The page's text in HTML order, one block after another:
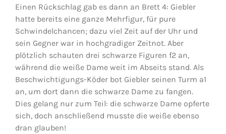
Einen Rückschlag gab es dann an Brett 4: Giebler
hatte bereits eine ganze Mehrfigur, für pure
Schwindelchancen; dazu viel Zeit auf der Uhr und
sein Gegner war in hochgradiger Zeitnot. Aber
plötzlich schauten drei schwarze Figuren f2 an,
während die weiße Dame weit im Abseits stand. Als
Beschwichtigungs-Köder bot Giebler seinen Turm a1
an, um dort dann die schwarze Dame zu fangen.
Dies gelang nur zum Teil: die schwarze Dame opferte
sich, doch anschließend musste die weiße ebenso
dran glauben!